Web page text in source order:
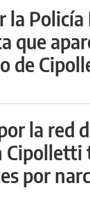
la Policía
que
de
la red
Cipolletti
por